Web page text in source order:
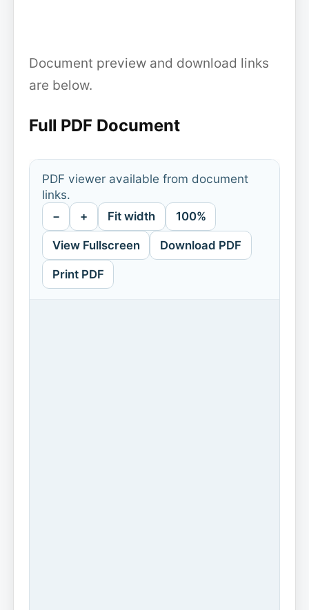
Document preview and download links
are below.
Full PDF Document
PDF viewer available from document
links.
− + Fit width 100%
View Fullscreen Download PDF
Print PDF